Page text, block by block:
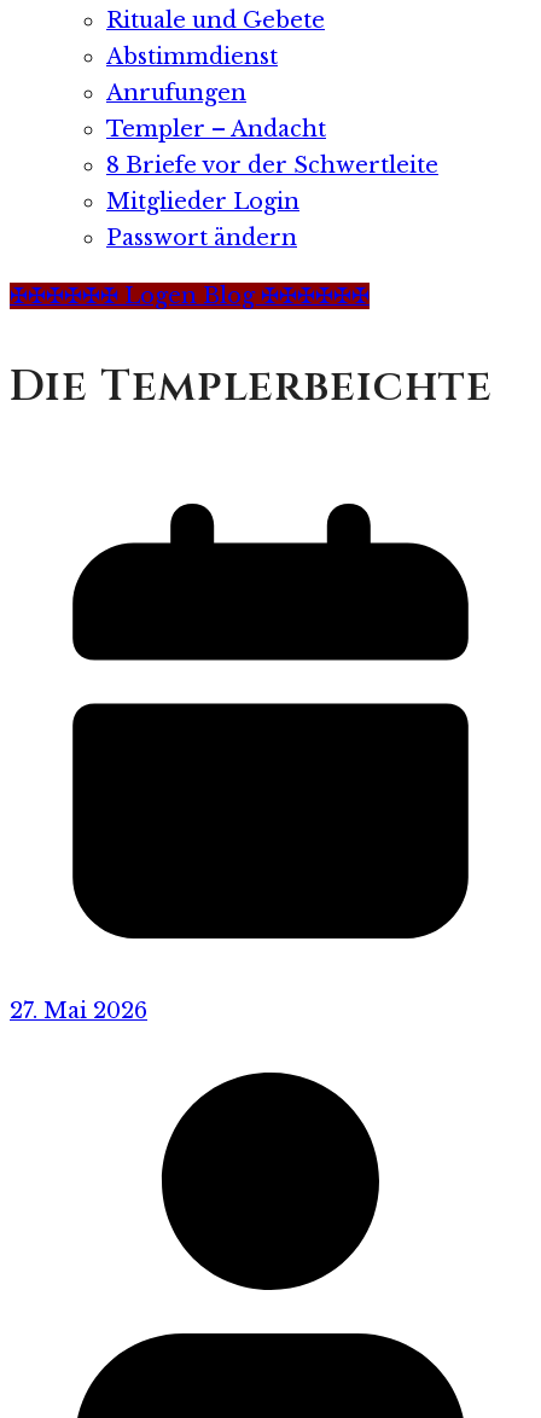
Rituale und Gebete
Abstimmdienst
Anrufungen
Templer – Andacht
8 Briefe vor der Schwertleite
Mitglieder Login
Passwort ändern
✠✠✠✠✠✠ Logen Blog ✠✠✠✠✠✠
Die Templerbeichte
27. Mai 2026